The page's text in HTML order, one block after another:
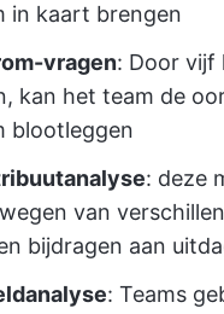
in kaart brengen
vragen: Door vijf
kan het team de
blootleggen
: deze
van
bijdragen aan
: Teams